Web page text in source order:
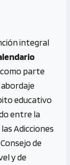
integral
parte
educativo
entre la
Adicciones
de
y de